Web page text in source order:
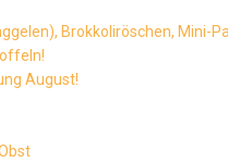
Brokkoliröschen, Mini-
August!